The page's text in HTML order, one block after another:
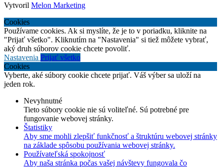
Vytvoril Melon Marketing
Cookies
Používame cookies. Ak si myslíte, že je to v poriadku, kliknite na
"Prijať všetko". Kliknutím na "Nastavenia" si tiež môžete vybrať,
aký druh súborov cookie chcete povoliť.
Nastavenia Prijať všetko
Cookies
Vyberte, aké súbory cookie chcete prijať. Váš výber sa uloží na
jeden rok.
Nevyhnutné
Tieto súbory cookie nie sú voliteľné. Sú potrebné pre
fungovanie webovej stránky.
Štatistiky
Aby sme mohli zlepšiť funkčnosť a štruktúru webovej stránky
na základe spôsobu používania webovej stránky.
Používateľská spokojnosť
Aby naša stránka počas vašej návštevy fungovala čo